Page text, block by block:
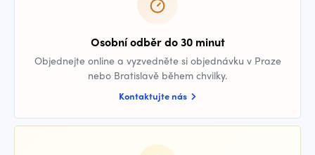
Osobní odběr do 30 minut
Objednejte online a vyzvedněte si objednávku v Praze
nebo Bratislavě během chvilky.
Kontaktujte nás